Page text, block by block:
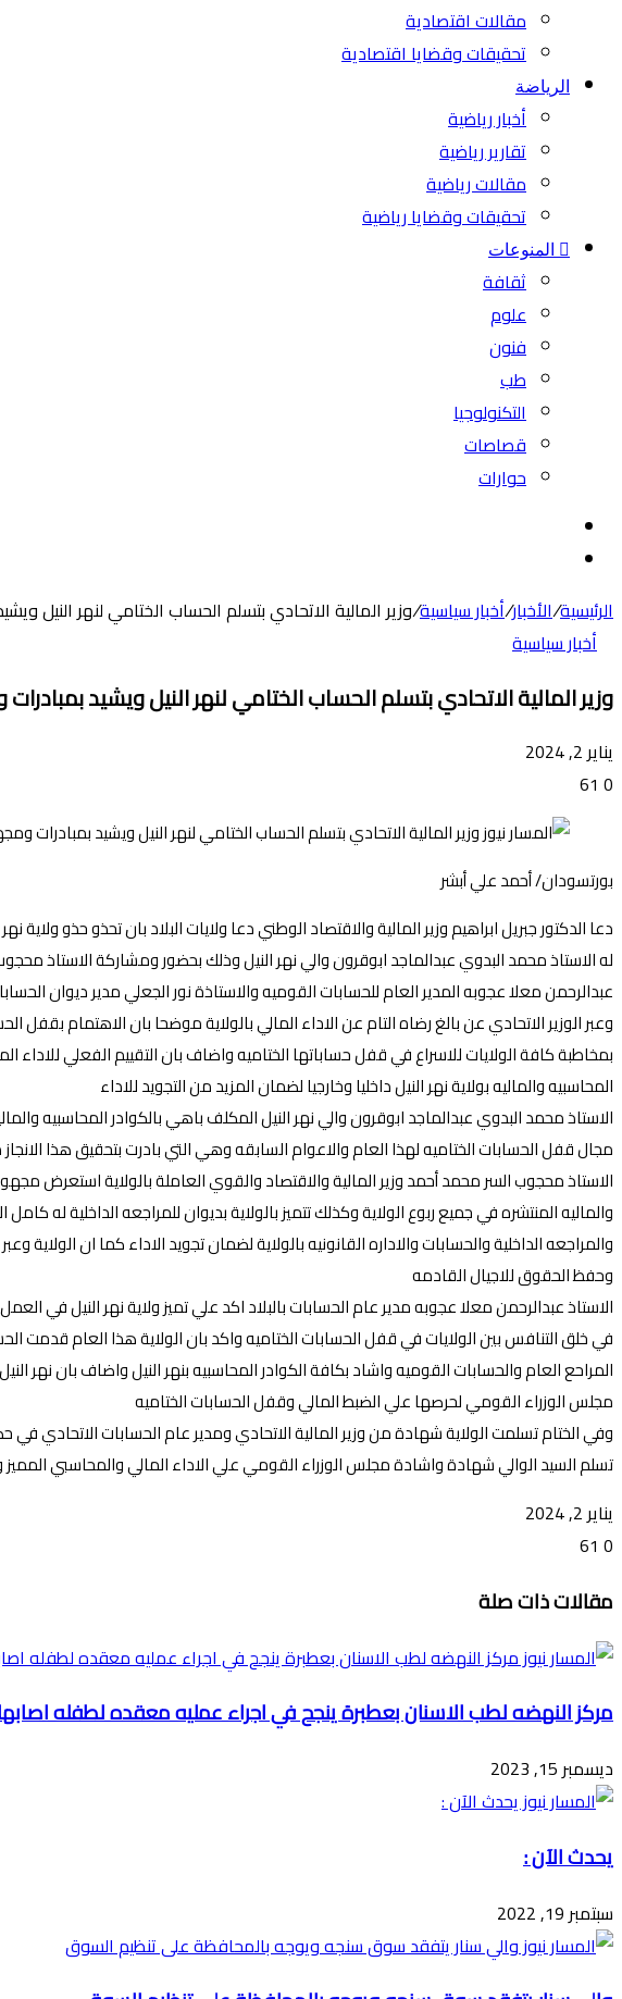
مقالات اقتصادية
تحقيقات وقضايا اقتصادية
الرياضة
أخبار رياضية
تقارير رياضية
مقالات رياضية
تحقيقات وقضايا رياضية
المنوعات
ثقافة
علوم
فنون
طب
التكنولوجيا
قصاصات
حوارات
الرئيسية/الأخبار/أخبار سياسية/وزير المالية الاتحادي بتسلم الحساب الختامي لنهر النيل
أخبار سياسية
وزير المالية الاتحادي بتسلم الحساب الختامي لنهر النيل ويشيد
يناير 2, 2024
0
بورتسودان/ أحمد علي أبشر
دعا الدكتور جبريل ابراهيم وزير المالية والاقتصاد الوطني دعا ولايات البلاد بان تحذو حذو
له الاستاذ محمد البدوي عبدالماجد ابوقرون والي نهر النيل وذلك بحضور ومشاركة الاستاذ
عبدالرحمن معلا عجوبه المدير العام للحسابات القوميه والاستاذة نور الجعلي مدير ديوان
وعبر الوزير الاتحادي عن بالغ رضاه التام عن الاداء المالي بالولاية موضحا بان الاهتمام
بمخاطبة كافة الولايات للاسراع في قفل حساباتها الختاميه واضاف بان التقييم الفعلي للاداء
المحاسبيه والماليه بولاية نهر النيل داخليا وخارجيا لضمان المزيد من التجويد للاداء
الاستاذ محمد البدوي عبدالماجد ابوقرون والي نهر النيل المكلف باهي بالكوادر المحاسبيه
مجال قفل الحسابات الختاميه لهذا العام والاعوام السابقه وهي التي بادرت بتحقيق هذا
الاستاذ محجوب السر محمد أحمد وزير المالية والاقتصاد والقوي العاملة بالولاية استعرض
والماليه المنتشره في جميع ربوع الولاية وكذلك تتميز بالولاية بديوان للمراجعه الداخلية له كامل
والمراجعه الداخلية والحسابات والاداره القانونيه بالولاية لضمان تجويد الاداء كما ان الولاية
وحفظ الحقوق للاجيال القادمه
الاستاذ عبدالرحمن معلا عجوبه مدير عام الحسابات بالبلاد اكد علي تميز ولاية نهر النيل
في خلق التنافس بين الولايات في قفل الحسابات الختاميه واكد بان الولاية هذا العام قدمت
المراحع العام والحسابات القوميه واشاد بكافة الكوادر المحاسبيه بنهر النيل واضاف بان نهر
مجلس الوزراء القومي لحرصها علي الضبط المالي وقفل الحسابات الختاميه
وفي الختام تسلمت الولاية شهادة من وزير المالية الاتحادي ومدير عام الحسابات الاتحادي في
تسلم السيد الوالي شهادة واشادة مجلس الوزراء القومي علي الاداء المالي والمحاسبي المميز
يناير 2, 2024
0
عبر
البريد
مقالات ذات صلة
مركز النهضه لطب الاسنان بعطبرة ينجح في اجراء عمليه معقده لطفله
ديسمبر 15, 2023
يحدث الآن :
سبتمبر 19, 2022